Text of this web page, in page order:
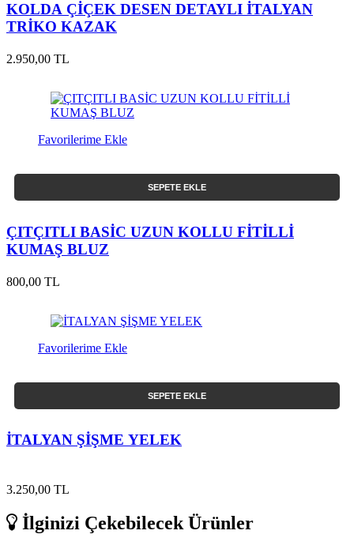
KOLDA ÇİÇEK DESEN DETAYLI İTALYAN
TRİKO KAZAK
2.950,00 TL
Favorilerime Ekle
SEPETE EKLE
ÇITÇITLI BASİC UZUN KOLLU FİTİLLİ
KUMAŞ BLUZ
800,00 TL
Favorilerime Ekle
SEPETE EKLE
İTALYAN ŞİŞME YELEK
3.250,00 TL
İlginizi Çekebilecek Ürünler